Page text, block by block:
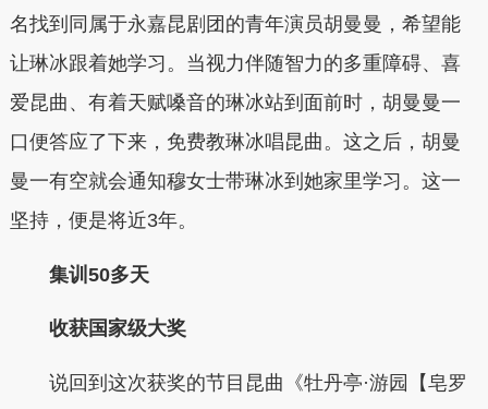
名找到同属于永嘉昆剧团的青年演员胡曼曼，希望能
让琳冰跟着她学习。当视力伴随智力的多重障碍、喜
爱昆曲、有着天赋嗓音的琳冰站到面前时，胡曼曼一
口便答应了下来，免费教琳冰唱昆曲。这之后，胡曼
曼一有空就会通知穆女士带琳冰到她家里学习。这一
坚持，便是将近3年。
集训50多天
收获国家级大奖
说回到这次获奖的节目昆曲《牡丹亭·游园【皂罗